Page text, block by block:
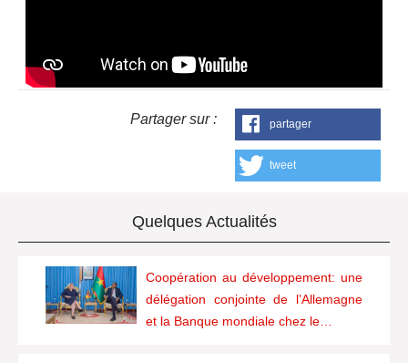
Partager sur : partager
tweet
Quelques Actualités
Coopération au développement: une
délégation conjointe de l’Allemagne
et la Banque mondiale chez le…